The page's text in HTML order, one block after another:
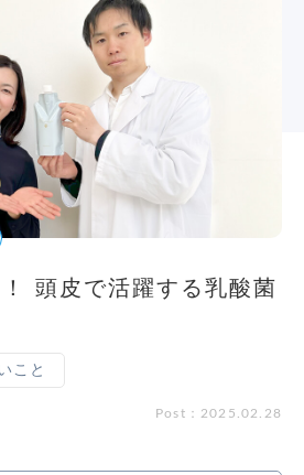
頭皮で活躍する乳酸菌
こと
Post：2025.02.28